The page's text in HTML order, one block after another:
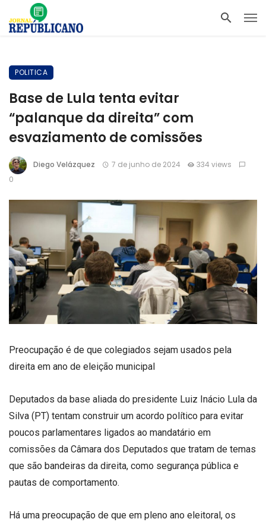
POLITICA
Base de Lula tenta evitar
“palanque da direita” com
esvaziamento de comissões
Diego Velázquez 7 de junho de 2024
334 views
0
Preocupação é de que colegiados sejam usados pela
direita em ano de eleição municipal
Deputados da base aliada do presidente Luiz Inácio Lula da
Silva (PT) tentam construir um acordo político para evitar
poucos parlamentares ligados ao mandatário em
comissões da Câmara dos Deputados que tratam de temas
que são bandeiras da direita, como segurança pública e
pautas de comportamento.
Há uma preocupação de que em pleno ano eleitoral, os